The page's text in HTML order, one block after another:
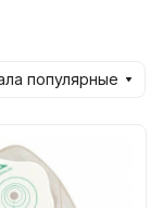
популярные